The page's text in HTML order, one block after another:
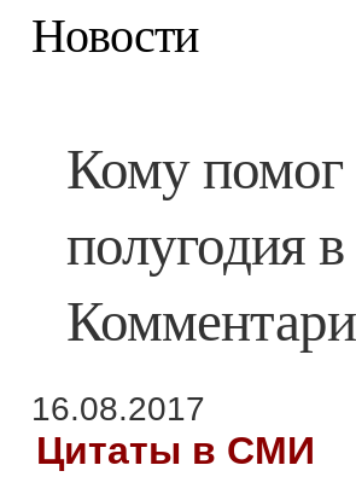
Новости
Кому
полугодия
16.08.2017
Цитаты в СМИ